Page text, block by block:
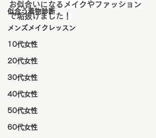
似合う着物診断
メンズメイクレッスン
10代女性
20代女性
30代女性
40代女性
50代女性
60代女性
お似合いになるメイクやファッション
で垢抜けました！